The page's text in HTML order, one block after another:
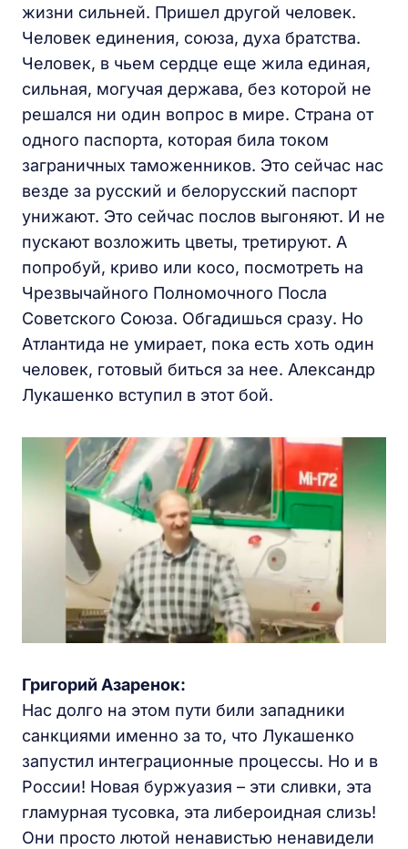
жизни сильней. Пришел другой человек.
Человек единения, союза, духа братства.
Человек, в чьем сердце еще жила единая,
сильная, могучая держава, без которой не
решался ни один вопрос в мире. Страна от
одного паспорта, которая била током
заграничных таможенников. Это сейчас нас
везде за русский и белорусский паспорт
унижают. Это сейчас послов выгоняют. И не
пускают возложить цветы, третируют. А
попробуй, криво или косо, посмотреть на
Чрезвычайного Полномочного Посла
Советского Союза. Обгадишься сразу. Но
Атлантида не умирает, пока есть хоть один
человек, готовый биться за нее. Александр
Лукашенко вступил в этот бой.
Григорий Азаренок:
Нас долго на этом пути били западники
санкциями именно за то, что Лукашенко
запустил интеграционные процессы. Но и в
России! Новая буржуазия – эти сливки, эта
гламурная тусовка, эта либероидная слизь!
Они просто лютой ненавистью ненавидели